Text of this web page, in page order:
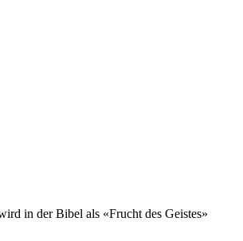
in der Bibel als «Frucht des Geistes»